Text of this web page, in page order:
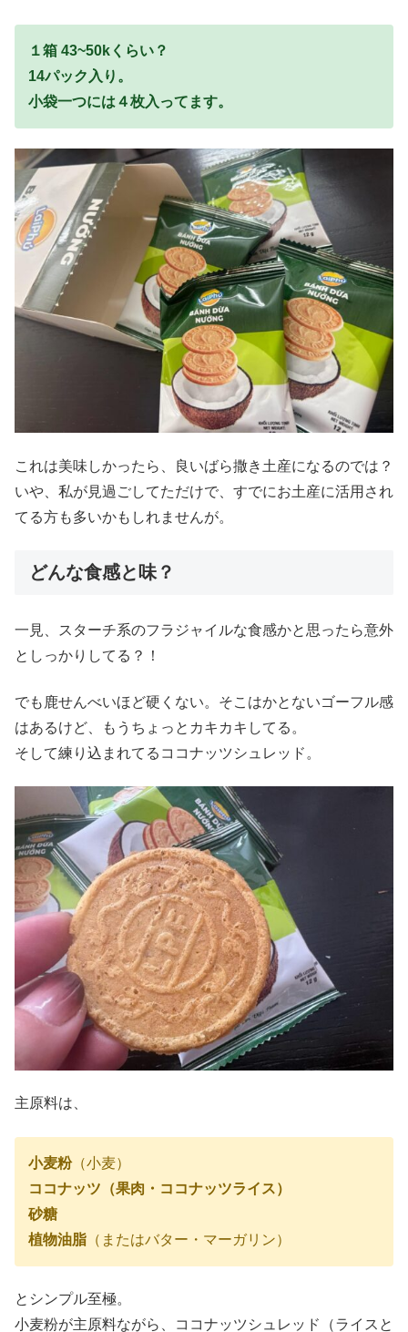
１箱 43~50kくらい？
14パック入り。
小袋一つには４枚入ってます。
これは美味しかったら、良いばら撒き土産になるのでは？
いや、私が見過ごしてただけで、すでにお土産に活用され
てる方も多いかもしれませんが。
どんな食感と味？
一見、スターチ系のフラジャイルな食感かと思ったら意外
としっかりしてる？！
でも鹿せんべいほど硬くない。そこはかとないゴーフル感
はあるけど、もうちょっとカキカキしてる。
そして練り込まれてるココナッツシュレッド。
主原料は、
小麦粉（小麦）
ココナッツ（果肉・ココナッツライス）
砂糖
植物油脂 （またはバター・マーガリン）
とシンプル至極。
小麦粉が主原料ながら、ココナッツシュレッド（ライスと